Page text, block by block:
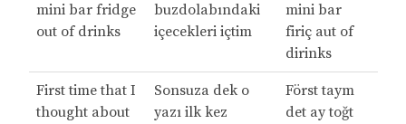
mini bar fridge
out of drinks
buzdolabındaki
içecekleri içtim
mini bar
firiç aut of
dirinks
First time that I
thought about
Sonsuza dek o
yazı ilk kez
Först taym
det ay toğt